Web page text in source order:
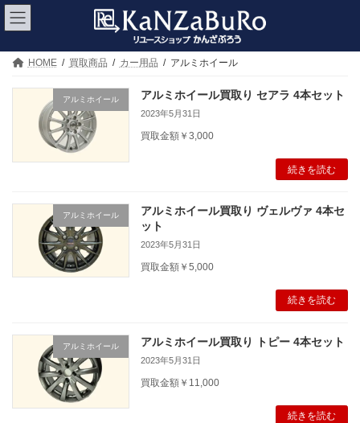
コ
ン
テ
ン
ナ
ビ
ゲ
ー
HOME 買取商品 カー用品 アルミホイール
アルミホイール アルミホイール買取り セアラ 4本セット
2023年5月31日
買取金額￥3,000
続きを読む
アルミホイール
アルミホイール買取り ヴェルヴァ 4本セ
ット
2023年5月31日
買取金額￥5,000
続きを読む
アルミホイール アルミホイール買取り トピー 4本セット
2023年5月31日
買取金額￥11,000
続きを読む